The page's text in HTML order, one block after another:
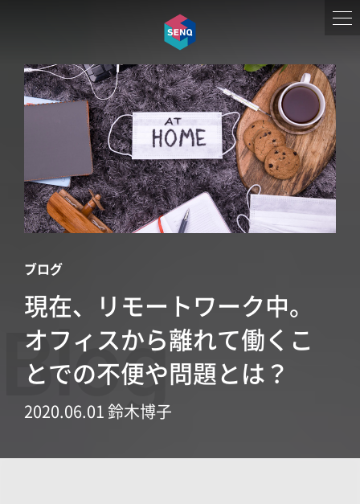
ブログ
現在、リモートワーク中。
オフィスから離れて働くこ
とでの不便や問題とは？
2020.06.01 鈴木博子
Blog